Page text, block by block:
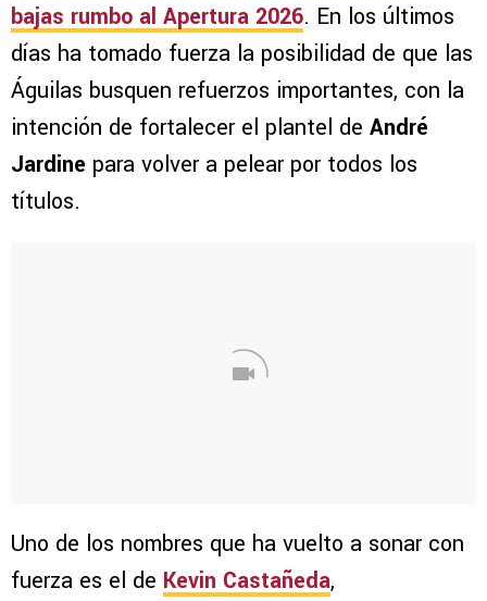
bajas rumbo al Apertura 2026. En los últimos
días ha tomado fuerza la posibilidad de que las
Águilas busquen refuerzos importantes, con la
intención de fortalecer el plantel de André
Jardine para volver a pelear por todos los
títulos.
Uno de los nombres que ha vuelto a sonar con
fuerza es el de Kevin Castañeda,